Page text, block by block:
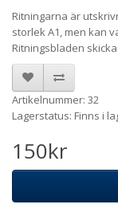
Ritningarna är
storlek A1, men kan
Ritningsbladen
Artikelnummer: 32
Lagerstatus: Finns i
150kr